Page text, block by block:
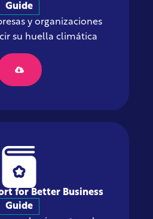
Guide
y organizaciones
su huella climática
for Better Business
Guide